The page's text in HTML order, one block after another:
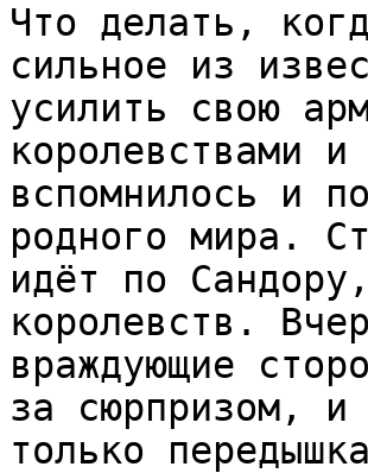
Что делать,
сильное из
усилить свою
королевствами
вспомнилось и
родного мира.
идёт по
королевств.
враждующие
за сюрпризом,
только